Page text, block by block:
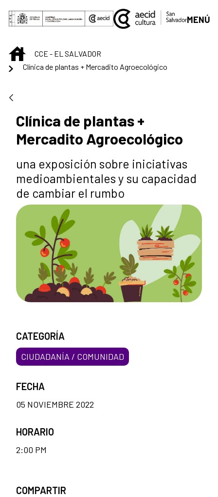
Saltar al contenido principal
MENÚ
INICIOCCE - EL SALVADOR
Clínica de plantas + Mercadito Agroecológico
Clínica de plantas +
Mercadito Agroecológico
una exposición sobre iniciativas
medioambientales y su capacidad
de cambiar el rumbo
CATEGORÍA
CIUDADANÍA / COMUNIDAD
FECHA
05 NOVIEMBRE 2022
HORARIO
2:00 PM
COMPARTIR